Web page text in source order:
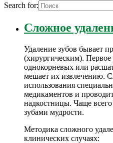
Search for:
Сложное
Удаление зубов бывает
(хирургическим).
однокорневых или
мешает их извлечению.
использования
медикаментов и
надкостницы. Чаще
зубами мудрости.
Методика сложного
клинических случаях: